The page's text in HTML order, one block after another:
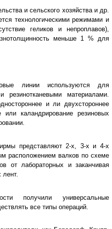
и сельского хозяйства и др.
технологическими режимами и
геликов и непроплавов),
меньше 1 % для
линии используются для
материалами.
и ли двухстороннее
или каландрирование резиновых
представляют 2-х, 3-х и 4-х
расположением валков по схеме
лабораторных и заканчивая
получили универсальные
все типы операций.